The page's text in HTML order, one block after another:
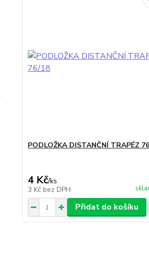
PODLOŽKA DISTANČNÍ TRAPÉZ
4 Kč/ks
3 Kč bez DPH
Přidat do košíku